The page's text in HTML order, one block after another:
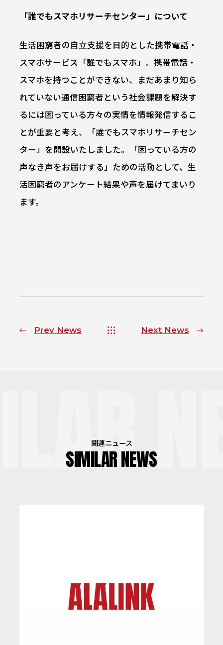
「誰でもスマホリサーチセンター」について
生活困窮者の自立支援を目的とした携帯電話・
スマホサービス「誰でもスマホ」。携帯電話・
スマホを持つことができない、まだあまり知ら
れていない通信困窮者という社会課題を解決す
るには困っている方々の実情を情報発信するこ
とが重要と考え、「誰でもスマホリサーチセン
ター」を開設いたしました。「困っている方の
声なき声をお届けする」ための活動として、生
活困窮者のアンケート結果や声を届けてまいり
ます。
Prev News Next News
関連ニュース
SIMILAR NEWS